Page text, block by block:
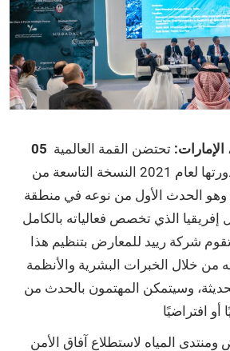
05 تحتضن القمة العالمية
لطاقة المستقبل في دورتها لعام 2021 النسخة التاسعة من
وهو الحدث الأول من نوعه في منطقة
الذي تخصص فعالياته بالكامل
شركة رييد للمعارض بتنظيم هذا
من خلال الخبرات البشرية والأنظمة
وسيتمكن المهتمون بالحدث من
المياه لاستطلاع آفاق الأمن